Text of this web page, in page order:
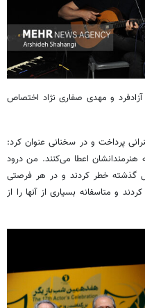
و مهدی صفاری نژاد اختصاص
پرداخت و در سخنانی عنوان کرد:
هنرمندانشان اعطا می‌کنند. من درود
گذشته خطر کردند و در هر فرصتی
و متاسفانه بسیاری از آنها را از